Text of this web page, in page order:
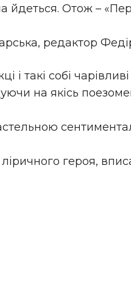
йдеться. Отож –
редактор
і такі собі чарівливі
на якісь
ліричного героя,